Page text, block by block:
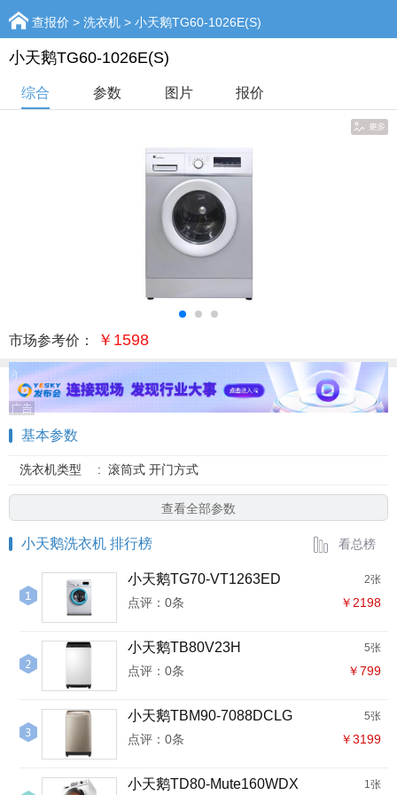
查报价 > 洗衣机 > 小天鹅TG60-1026E(S)
小天鹅TG60-1026E(S)
综合 参数 图片 报价
市场参考价： ￥1598
基本参数
洗衣机类型 : 滚筒式 开门方式
查看全部参数
小天鹅洗衣机 排行榜 看总榜
小天鹅TG70-VT1263ED 2张
点评：0条 ￥2198
小天鹅TB80V23H 5张
点评：0条 ￥799
小天鹅TBM90-7088DCLG 5张
点评：0条 ￥3199
小天鹅TD80-Mute160WDX 1张